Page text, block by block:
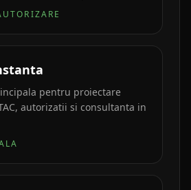
pentru proiectare
autorizatii si consultanta in